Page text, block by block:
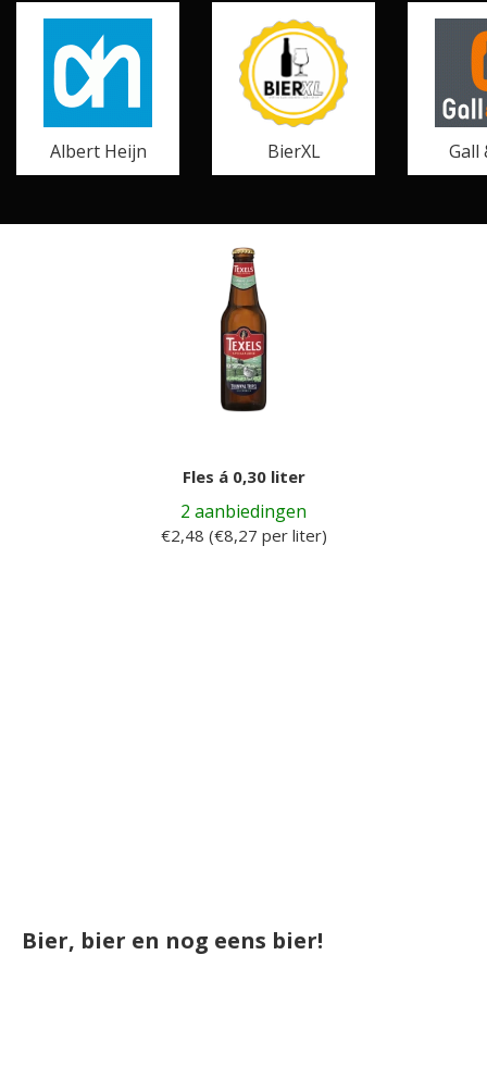
Albert Heijn BierXL Gall
Fles á 0,30 liter
2 aanbiedingen
€2,48 (€8,27 per liter)
Bier, bier en nog eens bier!